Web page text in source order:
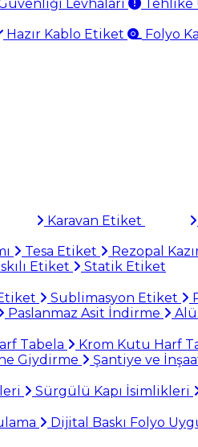
Levhaları Tehlike
Hazır Kablo Etiket Folyo
Karavan Etiket
Tesa Etiket Rezopal
Etiket Statik Etiket
Sublimasyon Etiket
Paslanmaz Asit İndirme
Tabela Krom Kutu Harf
Giydirme Şantiye ve
Sürgülü Kapı İsimlikleri
Dijital Baskı Folyo